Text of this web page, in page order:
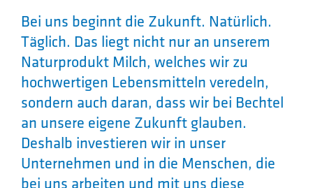
Bei uns beginnt die Zukunft. Natürlich.
Täglich. Das liegt nicht nur an unserem
Naturprodukt Milch, welches wir zu
hochwertigen Lebensmitteln veredeln,
sondern auch daran, dass wir bei Bechtel
an unsere eigene Zukunft glauben.
Deshalb investieren wir in unser
Unternehmen und in die Menschen, die
bei uns arbeiten und mit uns diese